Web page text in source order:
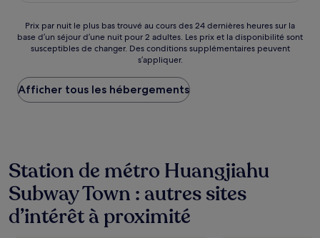
46 €
Prix
par
nuit
plus
bas
trouvé
heures
sur
la
base
d’un
Prix par nuit le plus bas trouvé au cours des 24 dernières heures sur la
base d’un séjour d’une nuit pour 2 adultes. Les prix et la disponibilité sont
susceptibles de changer. Des conditions supplémentaires peuvent
s’appliquer.
Afficher tous les hébergements
Station de métro Huangjiahu
Subway Town : autres sites
d’intérêt à proximité